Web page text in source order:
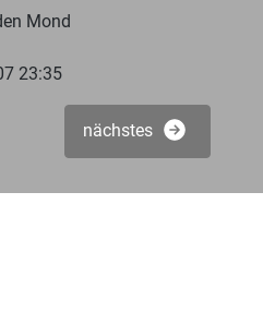
Mond
23:35
nächstes